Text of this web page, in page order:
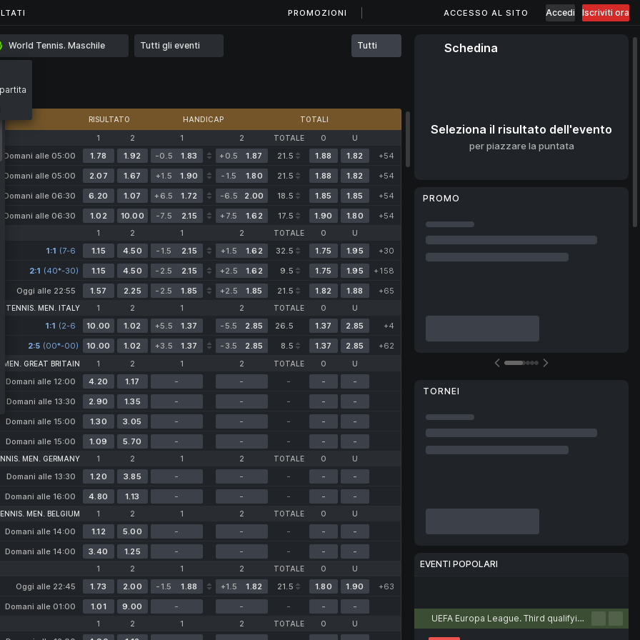
PROMOZIONI ACCESSO AL SITO Accedi Iscriviti ora
World Tennis. Maschile Tutti gli eventi Tutti
RISULTATO HANDICAP TOTALI
1 2 1 2 TOTALE O U
Domani alle 05:00 1.78 1.92 -0.5 1.83 +0.5 1.87 21.5 1.88 1.82
+54
Domani alle 05:00 2.07 1.67 +1.5 1.90 -1.5 1.80 21.5 1.88 1.82
+54
Domani alle 06:30 6.20 1.07 +6.5 1.72 -6.5 2.00 18.5 1.85 1.85
+54
Domani alle 06:30 1.02 10.00 -7.5 2.15 +7.5 1.62 17.5 1.90 1.80 +54
1 2 1 2 TOTALE O U
1:1 (7-6
2-1)
1.15 4.50 -1.5 2.15 +1.5 1.62 32.5 1.75 1.95
+30
2:1 (40*-30) 1.15 4.50 -2.5 2.15 +2.5 1.62 9.5 1.75 1.95
+158
Oggi alle 22:55 1.57 2.25 -2.5 1.85 +2.5 1.85 21.5 1.82 1.88 +65
TENNIS. MEN. ITALY 1 2 1 2 TOTALE O U
1:1 (2-6
2-5)
10.00 1.02 +5.5 1.37 -5.5 2.85 26.5 1.37 2.85
+4
2:5 (00*-00) 10.00 1.02 +3.5 1.37 -3.5 2.85 8.5 1.37 2.85 +62
MEN. GREAT BRITAIN 1 2 1 2 TOTALE O U
Domani alle 12:00 4.20 1.17 - - - -
-
Domani alle 13:30 2.90 1.35 - - - -
-
Domani alle 15:00 1.30 3.05 - - - -
-
Domani alle 15:00 1.09 5.70 - - - - -
MEN. GERMANY 1 2 1 2 TOTALE O U
Domani alle 13:30 1.20 3.85 - - - -
-
Domani alle 16:00 4.80 1.13 - - - - -
MEN. BELGIUM 1 2 1 2 TOTALE O U
Domani alle 14:00 1.12 5.00 - - - -
-
Domani alle 14:00 3.40 1.25 - - - - -
1 2 1 2 TOTALE O U
Oggi alle 22:45 1.73 2.00 -1.5 1.88 +1.5 1.82 21.5 1.80 1.90
+63
Domani alle 01:00 1.01 9.00 - - - - -
1 2 1 2 TOTALE O U
Schedina
Seleziona il risultato dell'evento
per piazzare la puntata
PROMO
TORNEI
EVENTI POPOLARI
UEFA Europa League. Third qualifying round. First leg